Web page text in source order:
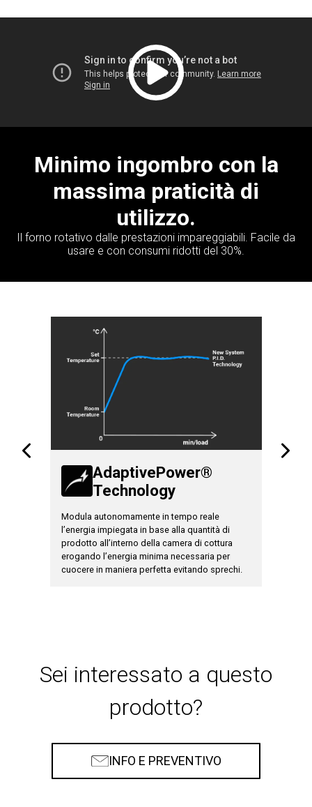
Minimo ingombro con la
massima praticità di
utilizzo.
Il forno rotativo dalle prestazioni impareggiabili. Facile da
usare e con consumi ridotti del 30%.
AdaptivePower®
Technology
Modula autonomamente in tempo reale
l’energia impiegata in base alla quantità di
prodotto all’interno della camera di cottura
erogando l’energia minima necessaria per
cuocere in maniera perfetta evitando sprechi.
Sei interessato a questo
prodotto?
INFO E PREVENTIVO